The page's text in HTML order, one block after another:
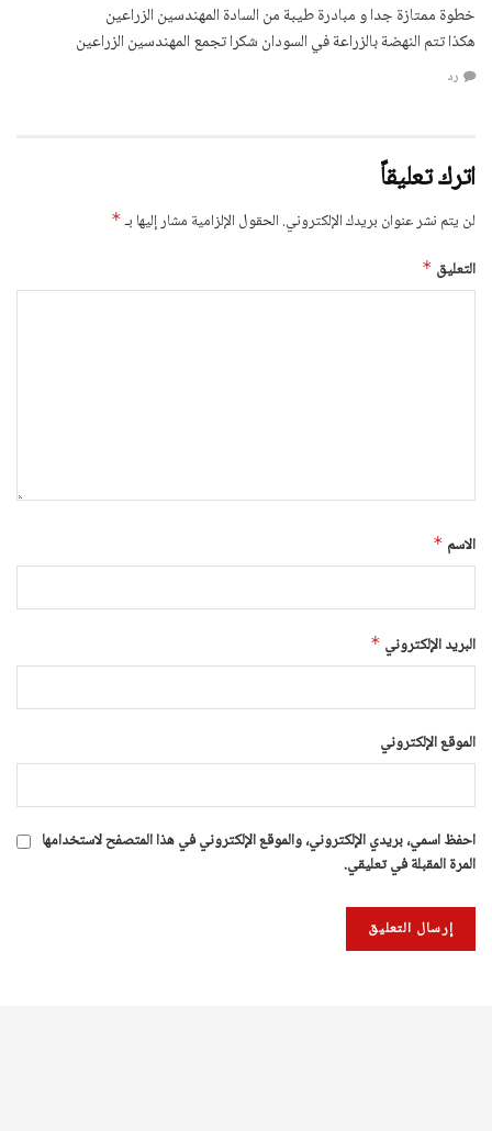
خطوة ممتازة جدا و مبادرة طيبة من السادة المهندسين الزراعين
هكذا تتم النهضة بالزراعة في السودان شكرا تجمع المهندسين الزراعين
رد
اترك تعليقاً
لن يتم نشر عنوان بريدك الإلكتروني. الحقول الإلزامية مشار إليها بـ*
التعليق *
الاسم *
البريد الإلكتروني *
الموقع الإلكتروني
احفظ اسمي، بريدي الإلكتروني، والموقع الإلكتروني في هذا المتصفح لاستخدامها
المرة المقبلة في تعليقي.